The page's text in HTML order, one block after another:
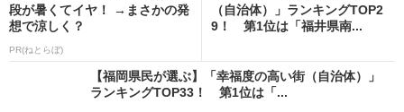
段が暑くてイヤ！ →まさかの発
想で涼しく？
PR(ねとらぼ)
（自治体）」ランキングTOP2
9！ 第1位は「福井県南...
【福岡県民が選ぶ】「幸福度の高い街（自治体）」
ランキングTOP33！ 第1位は「...